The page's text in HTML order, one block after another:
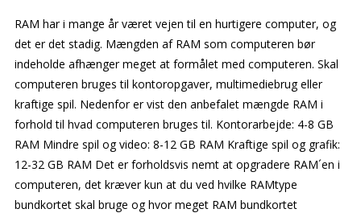
RAM har i mange år været vejen til en hurtigere computer, og
det er det stadig. Mængden af RAM som computeren bør
indeholde afhænger meget at formålet med computeren. Skal
computeren bruges til kontoropgaver, multimediebrug eller
kraftige spil. Nedenfor er vist den anbefalet mængde RAM i
forhold til hvad computeren bruges til. Kontorarbejde: 4-8 GB
RAM Mindre spil og video: 8-12 GB RAM Kraftige spil og grafik:
12-32 GB RAM Det er forholdsvis nemt at opgradere RAM´en i
computeren, det kræver kun at du ved hvilke RAMtype
bundkortet skal bruge og hvor meget RAM bundkortet